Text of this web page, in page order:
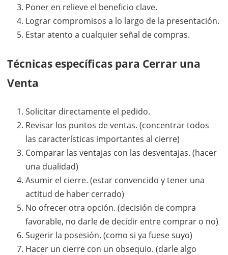
Poner en relieve el beneficio clave.
Lograr compromisos a lo largo de la presentación.
Estar atento a cualquier señal de compras.
Técnicas específicas para Cerrar una
Venta
Solicitar directamente el pedido.
Revisar los puntos de ventas. (concentrar todos
las características importantes al cierre)
Comparar las ventajas con las desventajas. (hacer
una dualidad)
Asumir el cierre. (estar convencido y tener una
actitud de haber cerrado)
No ofrecer otra opción. (decisión de compra
favorable, no darle de decidir entre comprar o no)
Sugerir la posesión. (como si ya fuese suyo)
Hacer un cierre con un obsequio. (darle algo